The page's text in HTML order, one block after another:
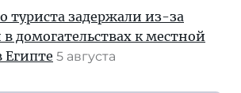
туриста задержали из-за
домогательствах к местной
5 августа